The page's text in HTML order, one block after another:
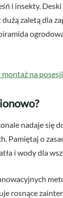
i insekty.
zaletą dla
na posesji.
nadaje się
Pamiętaj o
i wody dla
rosnące